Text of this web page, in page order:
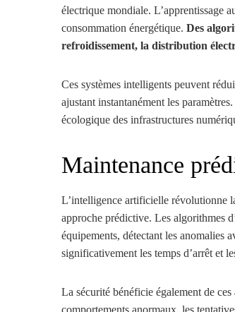
électrique mondiale. L’apprentissage
consommation énergétique. Des
refroidissement, la distribution
Ces systèmes intelligents peuvent
ajustant instantanément les
écologique des infrastructures
Maintenance
L’intelligence artificielle révolutionne
approche prédictive. Les algorithmes
équipements, détectant les anomalies
significativement les temps d’arrêt et
La sécurité bénéficie également de
comportements anormaux, les